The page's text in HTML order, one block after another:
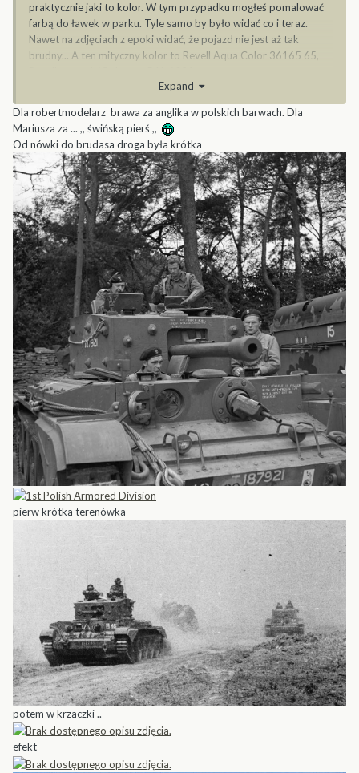
praktycznie jaki to kolor. W tym przypadku mogłeś pomalować
farbą do ławek w parku. Tyle samo by było widać co i teraz.
Nawet na zdjęciach z epoki widać, że pojazd nie jest aż tak
brudny... A ten mityczny kolor to Revell Aqua Color 36165 65,
Expand
Dla robertmodelarz brawa za anglika w polskich barwach. Dla
Mariusza za ... ,, świńską pierś ,,
Od nówki do brudasa droga była krótka
pierw krótka terenówka
potem w krzaczki ..
efekt